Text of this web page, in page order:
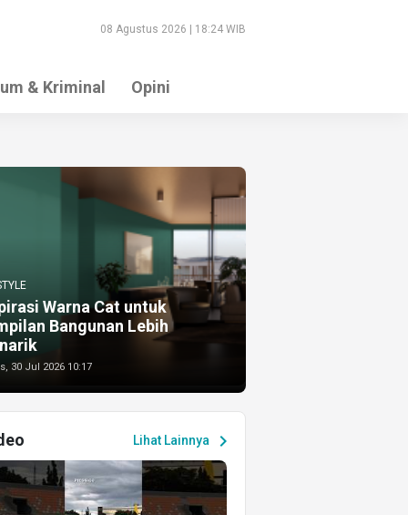
08 Agustus 2026 | 18:24 WIB
& Kriminal Opini
Warna Cat untuk
Bangunan Lebih
30 Jul 2026 10:17
Lihat Lainnya chevron_right